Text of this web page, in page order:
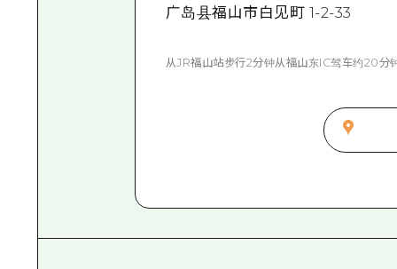
广岛县福山市白见町 1-2-33
从JR福山站步行2分钟从福山东IC驾车约20分